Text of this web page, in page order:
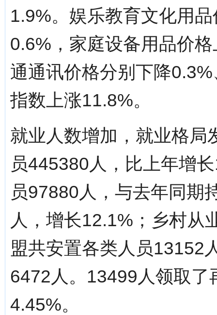
1.9%。娱乐教育文化用
0.6%，家庭设备用品价
通通讯价格分别下降
指数上涨11.8%。
就业人数增加，就业格局
员445380人，比上年增
员97880人，与去年同期
人，增长12.1%；乡村从
盟共安置各类人员13152
6472人。13499人领取
4.45%。